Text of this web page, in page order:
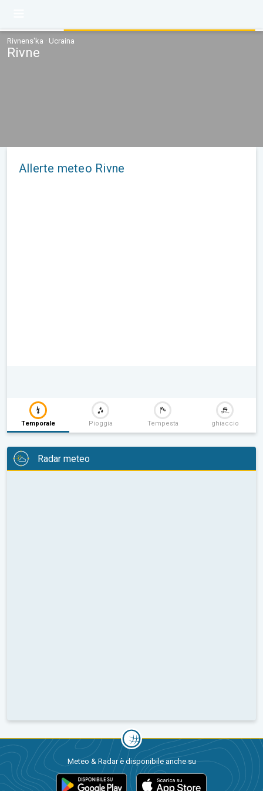
Rivnens'ka · Ucraina
Rivne
Allerte meteo Rivne
Temporale Pioggia Tempesta ghiaccio
Radar meteo
Meteo & Radar è disponibile anche su